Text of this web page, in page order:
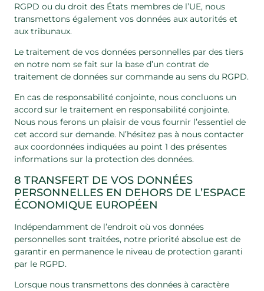
RGPD ou du droit des États membres de l’UE, nous
transmettons également vos données aux autorités et
aux tribunaux.
Le traitement de vos données personnelles par des tiers
en notre nom se fait sur la base d’un contrat de
traitement de données sur commande au sens du RGPD.
En cas de responsabilité conjointe, nous concluons un
accord sur le traitement en responsabilité conjointe.
Nous nous ferons un plaisir de vous fournir l’essentiel de
cet accord sur demande. N’hésitez pas à nous contacter
aux coordonnées indiquées au point 1 des présentes
informations sur la protection des données.
8 TRANSFERT DE VOS DONNÉES
PERSONNELLES EN DEHORS DE L’ESPACE
ÉCONOMIQUE EUROPÉEN
Indépendamment de l’endroit où vos données
personnelles sont traitées, notre priorité absolue est de
garantir en permanence le niveau de protection garanti
par le RGPD.
Lorsque nous transmettons des données à caractère